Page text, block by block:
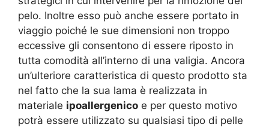
pelo. Inoltre esso può anche essere portato in
viaggio poiché le sue dimensioni non troppo
eccessive gli consentono di essere riposto in
tutta comodità all’interno di una valigia. Ancora
un’ulteriore caratteristica di questo prodotto sta
nel fatto che la sua lama è realizzata in
materiale ipoallergenico e per questo motivo
potrà essere utilizzato su qualsiasi tipo di pelle